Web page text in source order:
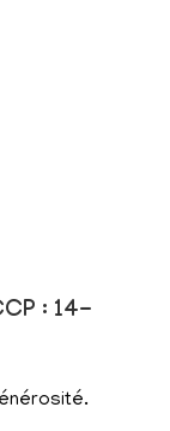
: 14-